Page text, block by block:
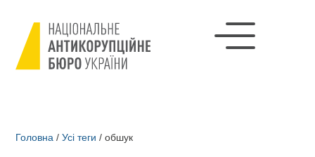
Головна / Усі теги / обшук